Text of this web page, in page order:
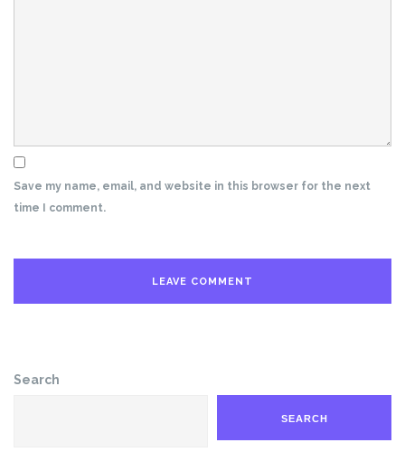
Save my name, email, and website in this browser for the next
time I comment.
Search
SEARCH